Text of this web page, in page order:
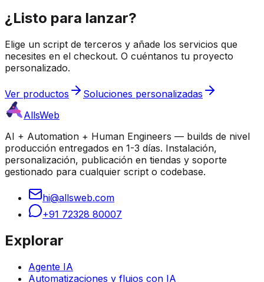
¿Listo para lanzar?
Elige un script de terceros y añade los servicios que
necesites en el checkout. O cuéntanos tu proyecto
personalizado.
Ver productos
Soluciones personalizadas
AllsWeb
AI + Automation + Human Engineers — builds de nivel
producción entregados en 1-3 días. Instalación,
personalización, publicación en tiendas y soporte
gestionado para cualquier script o codebase.
hi@allsweb.com
+91 72328 80007
Explorar
Agente IA
Automatizaciones y flujos con IA